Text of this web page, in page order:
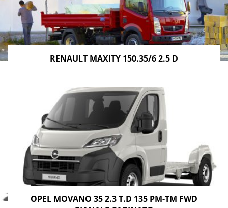
RENAULT MAXITY 150.35/6 2.5 D
OPEL MOVANO 35 2.3 T.D 135 PM-TM FWD